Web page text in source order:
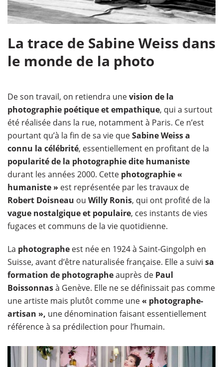
La trace de Sabine Weiss dans
le monde de la photo
De son travail, on retiendra unevision de la
photographie poétique et empathique, qui a surtout
été réalisée dans la rue, notamment à Paris. Ce n’est
pourtant qu’à la fin de sa vie queSabine Weiss a
connu la célébrité, essentiellement en profitant de la
popularité de la photographie dite humaniste
durant les années 2000. Cette photographie «
humaniste » est représentée par les travaux de
Robert Doisneau ou Willy Ronis, qui ont profité de la
vague nostalgique et populaire, ces instants de vies
fugaces et communs de la vie quotidienne.
La photographe est née en 1924 à Saint-Gingolph en
Suisse, avant d’être naturalisée française. Elle a suivi sa
formation de photographeauprès de Paul
Boissonnasà Genève. Elle ne se définissait pas comme
une artiste mais plutôt comme une« photographe-
artisan », une dénomination faisant essentiellement
référence à sa prédilection pour l’humain.